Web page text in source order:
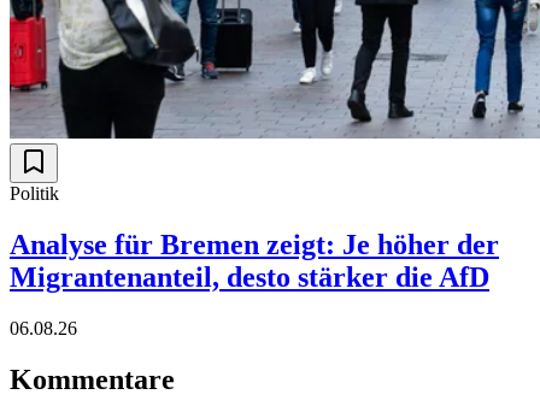
Politik
Analyse für Bremen zeigt: Je höher der
Migrantenanteil, desto stärker die AfD
06.08.26
Kommentare